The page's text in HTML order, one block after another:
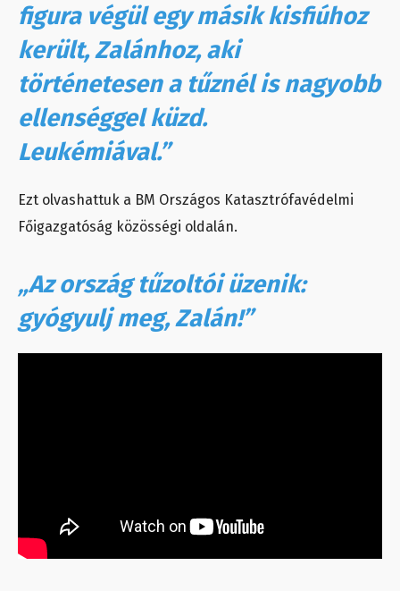
figura végül egy másik kisfiúhoz
került, Zalánhoz, aki
történetesen a tűznél is nagyobb
ellenséggel küzd.
Leukémiával.”
Ezt olvashattuk a BM Országos Katasztrófavédelmi
Főigazgatóság közösségi oldalán.
„Az ország tűzoltói üzenik:
gyógyulj meg, Zalán!”